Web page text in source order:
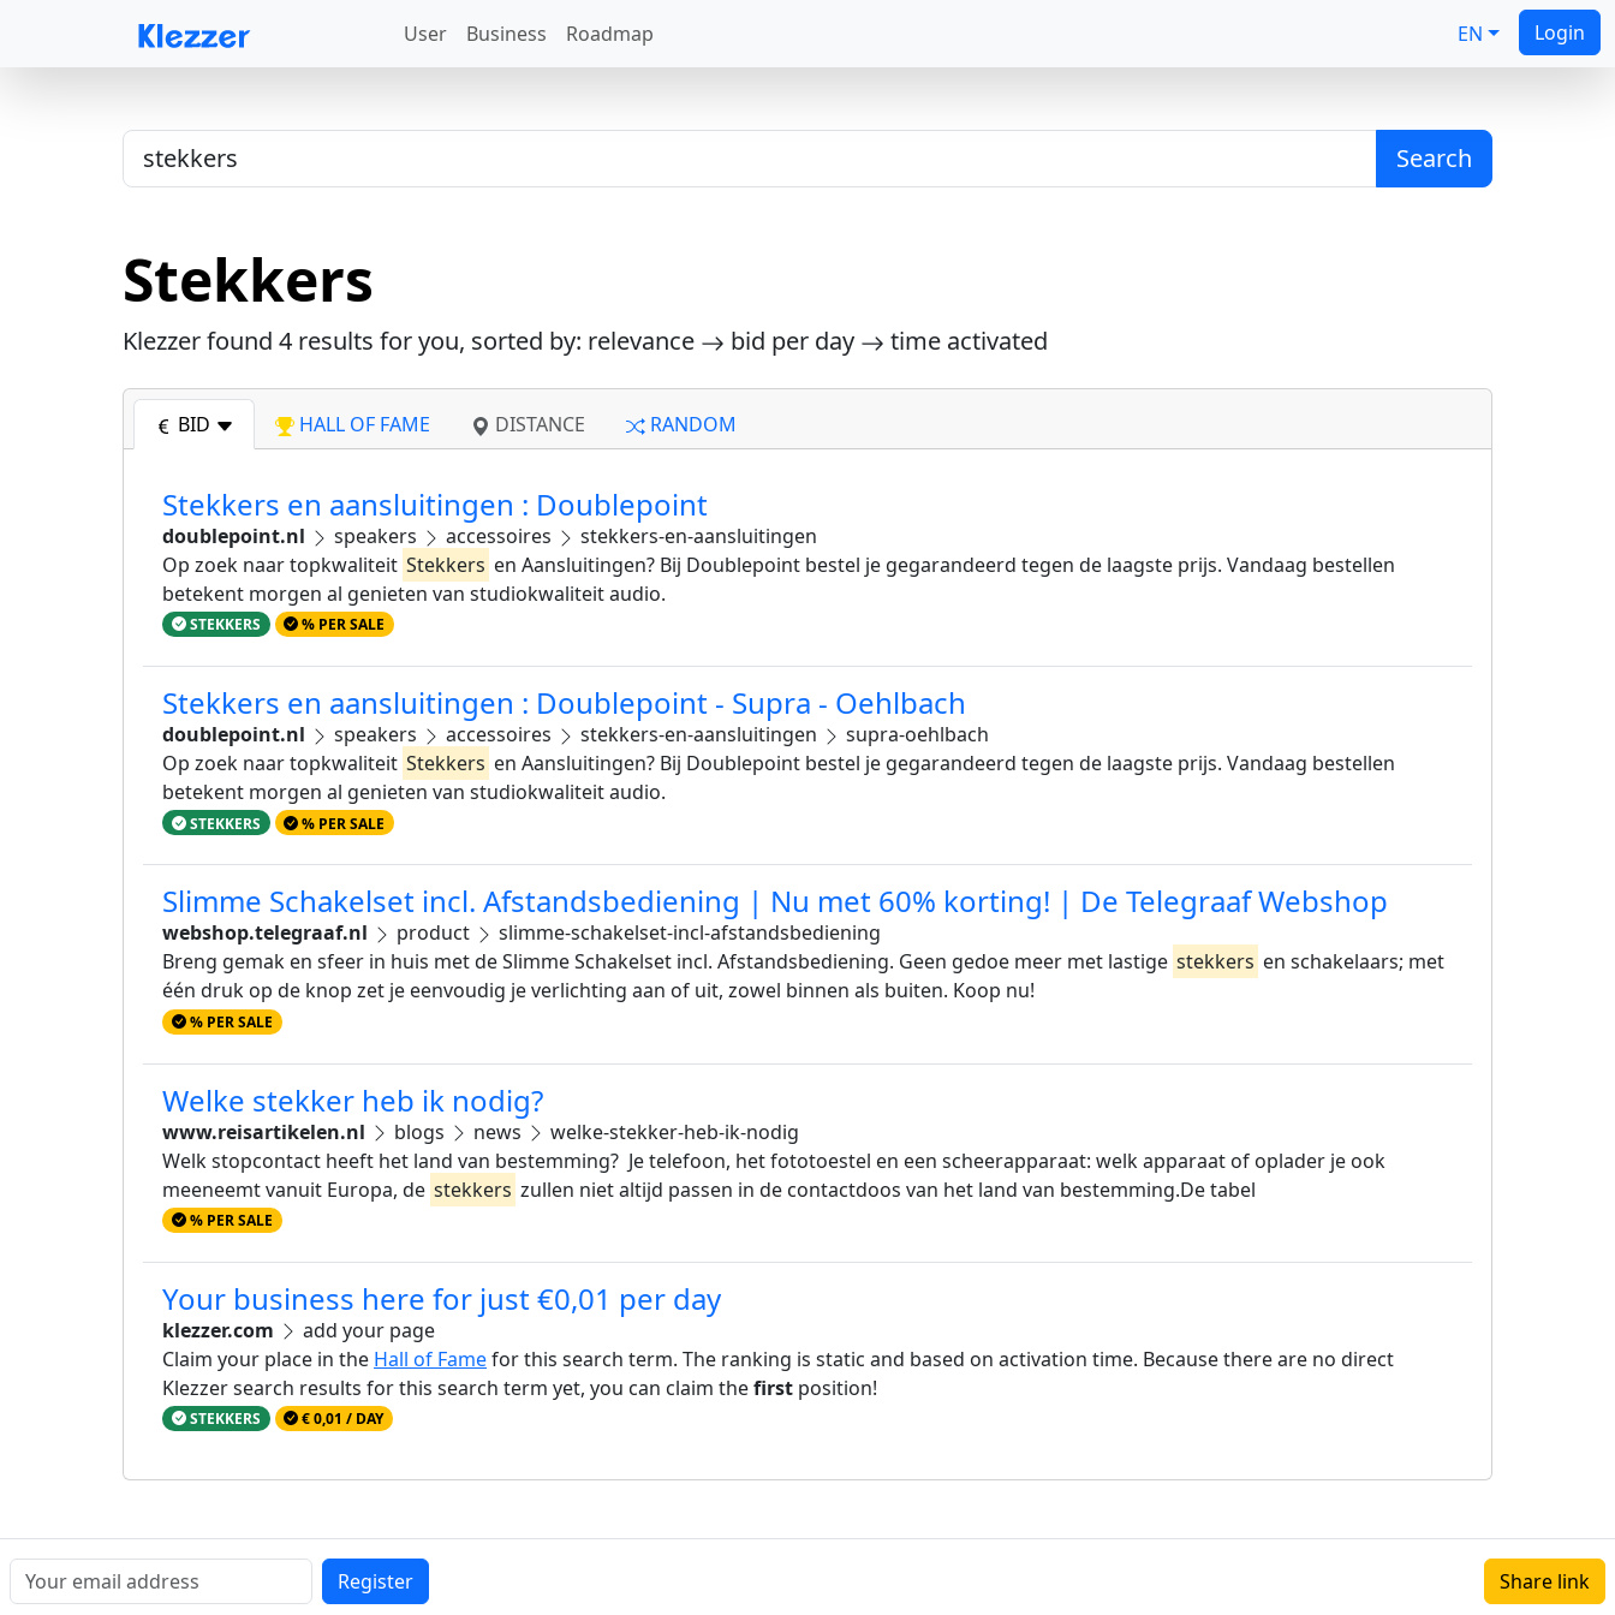
User Business Roadmap EN Login
Search
Stekkers
Klezzer found 4 results for you, sorted by: relevance bid per day time activated
BID HALL OF FAME DISTANCE RANDOM
Stekkers en aansluitingen : Doublepoint
doublepoint.nl speakers accessoires
stekkers-en-aansluitingen
Op zoek naar topkwaliteit Stekkers en Aansluitingen? Bij Doublepoint bestel je gegarandeerd tegen de laagste prijs. Vandaag bestellen
betekent morgen al genieten van studiokwaliteit audio.
STEKKERS % PER SALE
Stekkers en aansluitingen : Doublepoint - Supra - Oehlbach
doublepoint.nl speakers accessoires stekkers-en-aansluitingen
supra-oehlbach
Op zoek naar topkwaliteit Stekkers en Aansluitingen? Bij Doublepoint bestel je gegarandeerd tegen de laagste prijs. Vandaag bestellen
betekent morgen al genieten van studiokwaliteit audio.
STEKKERS % PER SALE
Slimme Schakelset incl. Afstandsbediening | Nu met 60% korting! | De Telegraaf Webshop
webshop.telegraaf.nl product
slimme-schakelset-incl-afstandsbediening
Breng gemak en sfeer in huis met de Slimme Schakelset incl. Afstandsbediening. Geen gedoe meer met lastige stekkers en schakelaars; met
één druk op de knop zet je eenvoudig je verlichting aan of uit, zowel binnen als buiten. Koop nu!
% PER SALE
Welke stekker heb ik nodig?
www.reisartikelen.nl blogs news
welke-stekker-heb-ik-nodig
Welk stopcontact heeft het land van bestemming? Je telefoon, het fototoestel en een scheerapparaat: welk apparaat of oplader je ook
meeneemt vanuit Europa, de stekkers zullen niet altijd passen in de contactdoos van het land van bestemming.De tabel
% PER SALE
Your business here for just €0,01 per day
klezzer.com
add your page
Claim your place in the Hall of Famefor this search term. The ranking is static and based on activation time. Because there are no direct
Klezzer search results for this search term yet, you can claim thefirst position!
STEKKERS € 0,01 / DAY
Register Share link